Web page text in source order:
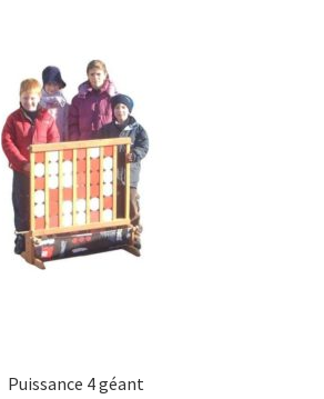
Puissance 4 géant